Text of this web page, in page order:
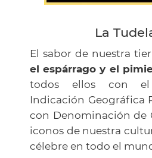
La
El sabor de nuestra
el espárrago y el
todos ellos con
Indicación Geográfica
con Denominación de
iconos de nuestra
célebre en todo el